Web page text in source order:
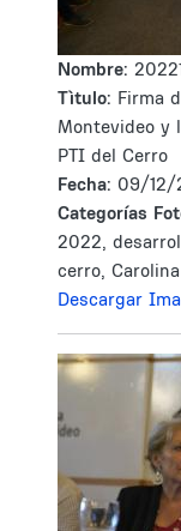
Nombre:
Tìtulo: Firma
Montevideo y
PTI del Cerro
Fecha: 09/12/
Categorías
2022,
cerro,
Descargar